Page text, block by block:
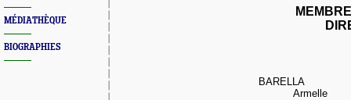
MÉDIATHÈQUE
BIOGRAPHIES
BARELLA
Armelle